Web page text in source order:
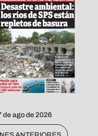
de ago de 2026